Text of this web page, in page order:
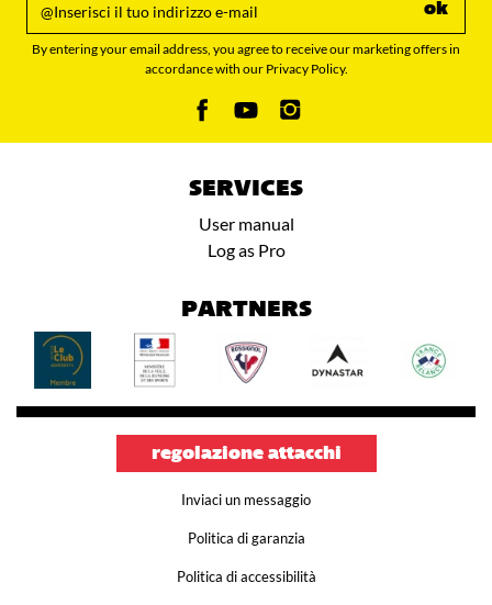
ok
By entering your email address, you agree to receive our marketing offers in
accordance with our Privacy Policy.
SERVICES
User manual
Log as Pro
PARTNERS
regolazione attacchi
Inviaci un messaggio
Politica di garanzia
Politica di accessibilità